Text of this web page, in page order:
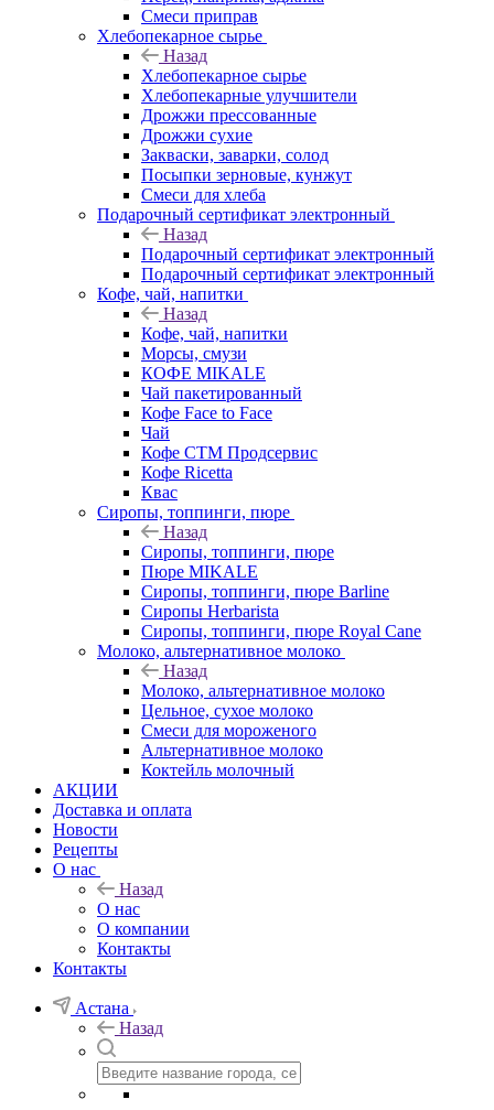
Смеси приправ
Хлебопекарное сырье
Назад
Хлебопекарное сырье
Хлебопекарные улучшители
Дрожжи прессованные
Дрожжи сухие
Закваски, заварки, солод
Посыпки зерновые, кунжут
Смеси для хлеба
Подарочный сертификат электронный
Назад
Подарочный сертификат электронный
Подарочный сертификат электронный
Кофе, чай, напитки
Назад
Кофе, чай, напитки
Морсы, смузи
КОФЕ MIKALE
Чай пакетированный
Кофе Face to Face
Чай
Кофе СТМ Продсервис
Кофе Ricetta
Квас
Сиропы, топпинги, пюре
Назад
Сиропы, топпинги, пюре
Пюре MIKALE
Сиропы, топпинги, пюре Barline
Сиропы Herbarista
Сиропы, топпинги, пюре Royal Cane
Молоко, альтернативное молоко
Назад
Молоко, альтернативное молоко
Цельное, сухое молоко
Смеси для мороженого
Альтернативное молоко
Коктейль молочный
АКЦИИ
Доставка и оплата
Новости
Рецепты
О нас
Назад
О нас
О компании
Контакты
Контакты
Астана
Назад